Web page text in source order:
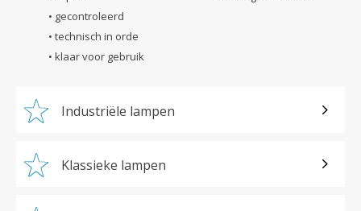
• gecontroleerd
• technisch in orde
• klaar voor gebruik
Industriële lampen
Klassieke lampen